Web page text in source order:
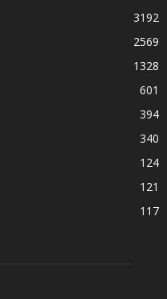
3192
2569
1328
601
394
340
124
121
117